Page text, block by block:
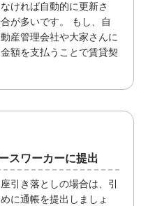
ければ自動的に更新さ
が多いです。 もし、自
産管理会社や大家さんに
額を支払うことで賃貸契
スワーカーに提出
引き落としの場合は、引
に通帳を提出しましょ